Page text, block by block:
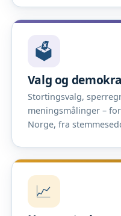
🗳️
Valg og
Stortingsvalg,
meningsmålinger –
Norge, fra
📈